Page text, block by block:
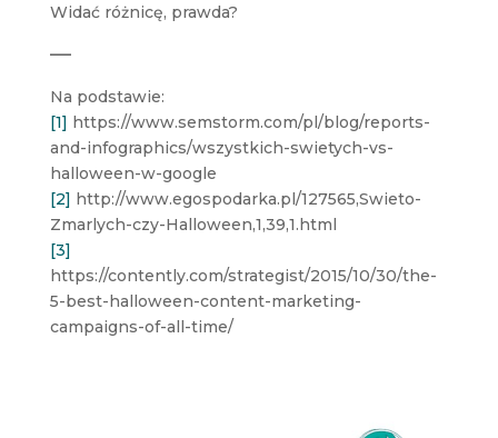
Widać różnicę, prawda?
—
Na podstawie:
[1] https://www.semstorm.com/pl/blog/reports-
and-infographics/wszystkich-swietych-vs-
halloween-w-google
[2] http://www.egospodarka.pl/127565,Swieto-
Zmarlych-czy-Halloween,1,39,1.html
[3]
https://contently.com/strategist/2015/10/30/the-
5-best-halloween-content-marketing-
campaigns-of-all-time/